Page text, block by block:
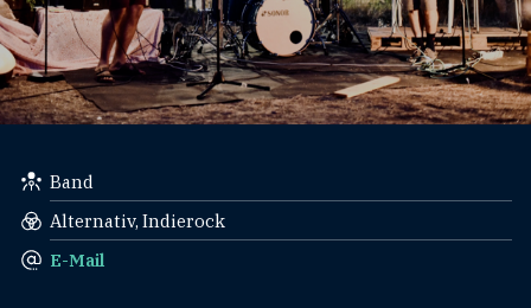
Band
Alternativ, Indierock
E-Mail